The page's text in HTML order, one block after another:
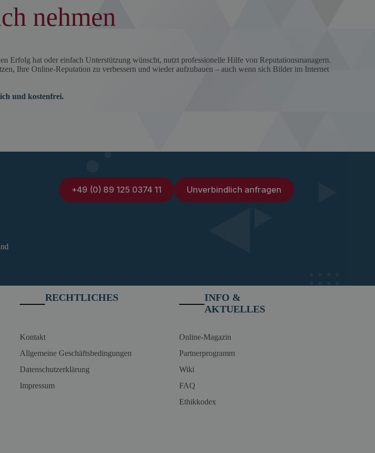
nehmen
Erfolg hat oder einfach Unterstützung wünscht, nutzt professionelle Hilfe von Reputationsmanagern.
Ihre Online-Reputation zu verbessern und wieder aufzubauen – auch wenn sich Bilder im Internet
und kostenfrei.
+49 (0) 89 125 0374 11 Unverbindlich anfragen
RECHTLICHES
Kontakt
Allgemeine Geschäftsbedingungen
Datenschutzerklärung
Impressum
INFO &
AKTUELLES
Online-Magazin
Partnerprogramm
Wiki
FAQ
Ethikkodex